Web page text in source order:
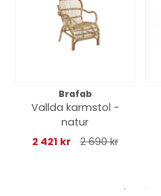
Brafab
Vallda karmstol -
natur
2 421 kr
2 690 kr